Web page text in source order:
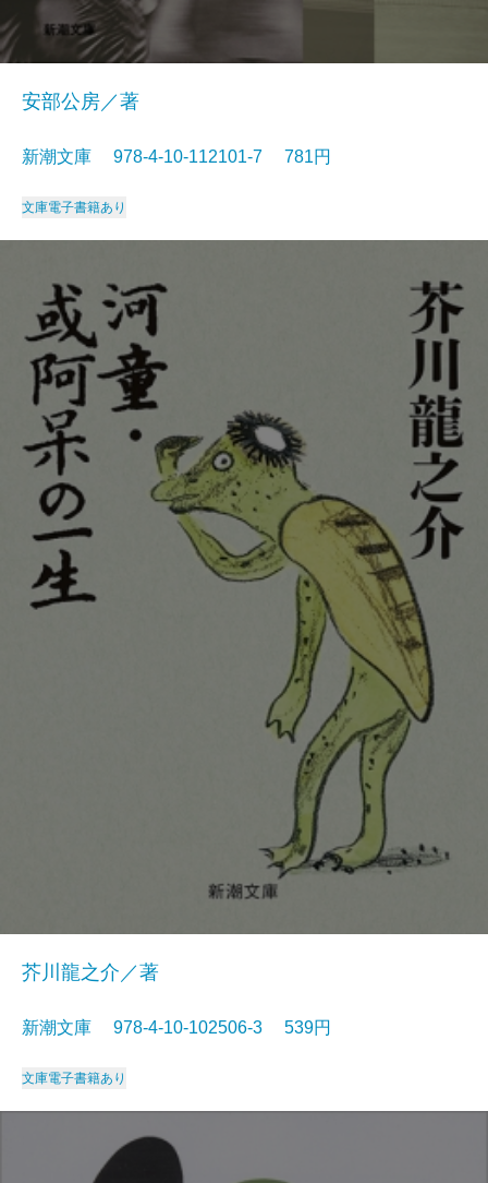
安部公房／著
新潮文庫 978-4-10-112101-7 781円
文庫電子書籍あり
芥川龍之介／著
新潮文庫 978-4-10-102506-3 539円
文庫電子書籍あり